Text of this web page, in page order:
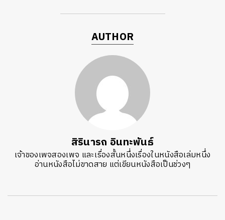
AUTHOR
สิรินารถ อินทะพันธ์
เจ้าของเพจสองเพจ และเรื่องสั้นหนึ่งเรื่องในหนังสือเล่มหนึ่ง
อ่านหนังสือไม่ขาดสาย แต่เขียนหนังสือเป็นช่วงๆ